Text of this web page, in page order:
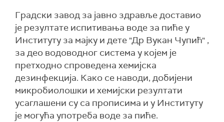
Градски завод за јавно здравље доставио
је резултате испитивања воде за пиће у
Институту за мајку и дете "Др Вукан Чупић" ,
за део водоводног система у којем је
претходно спроведена хемијска
дезинфекција. Како се наводи, добијени
микробиолошки и хемијски резултати
усаглашени су са прописима и у Институту
је могућа употреба воде за пиће.